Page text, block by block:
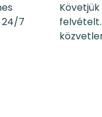
24/7
felvételt.